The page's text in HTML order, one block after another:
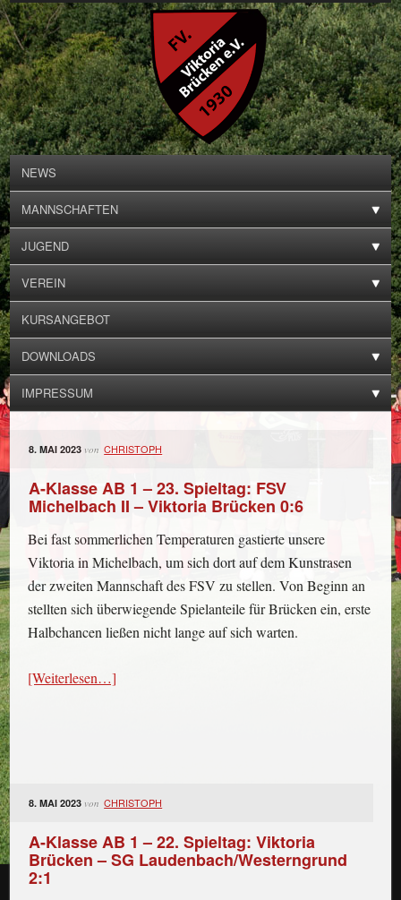
NEWS
MANNSCHAFTEN
JUGEND
VEREIN
KURSANGEBOT
DOWNLOADS
IMPRESSUM
8. MAI 2023 von CHRISTOPH
A-Klasse AB 1 – 23. Spieltag: FSV
Michelbach II – Viktoria Brücken 0:6
Bei fast sommerlichen Temperaturen gastierte unsere
Viktoria in Michelbach, um sich dort auf dem Kunstrasen
der zweiten Mannschaft des FSV zu stellen. Von Beginn an
stellten sich überwiegende Spielanteile für Brücken ein, erste
Halbchancen ließen nicht lange auf sich warten.
[Weiterlesen…]
8. MAI 2023 von CHRISTOPH
A-Klasse AB 1 – 22. Spieltag: Viktoria
Brücken – SG Laudenbach/Westerngrund
2:1